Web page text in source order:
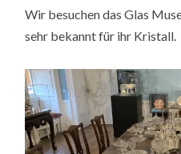
Wir besuchen das Glas
sehr bekannt für ihr Kristall.